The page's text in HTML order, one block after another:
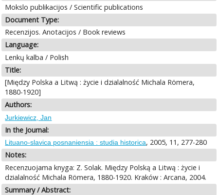
Mokslo publikacijos / Scientific publications
Document Type:
Recenzijos. Anotacijos / Book reviews
Language:
Lenkų kalba / Polish
Title:
[Między Polska a Litwą : życie i dzialalność Michala Römera,
1880-1920]
Authors:
Jurkiewicz, Jan
In the Journal:
Lituano-slavica posnaniensia : studia historica, 2005, 11, 277-280
Notes:
Recenzuojama knyga: Z. Solak. Między Polską a Litwą : życie i
dzialalność Michala Römera, 1880-1920. Kraków : Arcana, 2004.
Summary / Abstract: